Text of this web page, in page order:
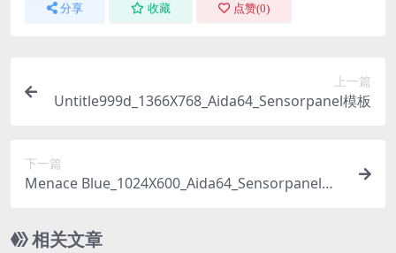
分享 收藏 点赞(0)
上一篇
Untitle999d_1366X768_Aida64_Sensorpanel模板
下一篇
Menace Blue_1024X600_Aida64_Sensorpanel模
相关文章